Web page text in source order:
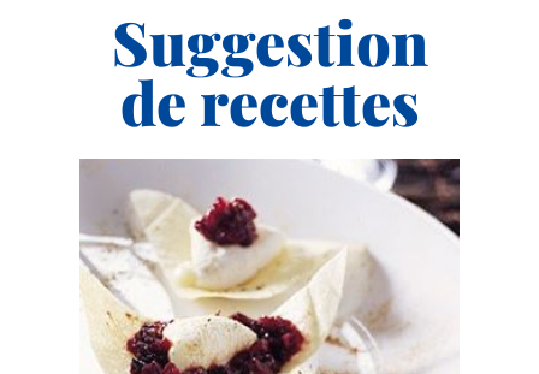
Suggestion
de recettes